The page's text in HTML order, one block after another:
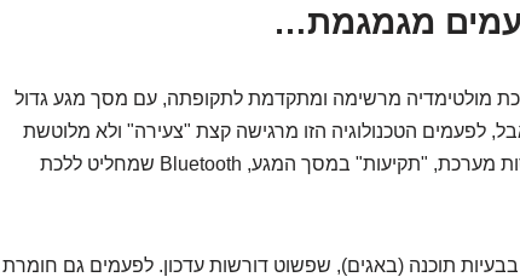
מגמגמת…
עם מערכת מולטימדיה מרשימה ומתקדמת לתקופתה, עם מסך מגע גדול
לפעמים הטכנולוגיה הזו מרגישה קצת "צעירה" ולא מלוטשת
לגמרי. דווחו מקרים של קריסות מערכת, "תקיעות" במסך המגע, Bluetooth שמחליט ללכת
תוכנה (באגים), שפשוט דורשות עדכון. לפעמים גם חומרת